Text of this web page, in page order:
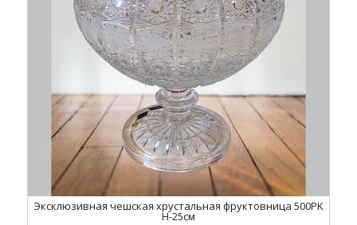
Эксклюзивная чешская хрустальная фруктовница 500PK
H-25см